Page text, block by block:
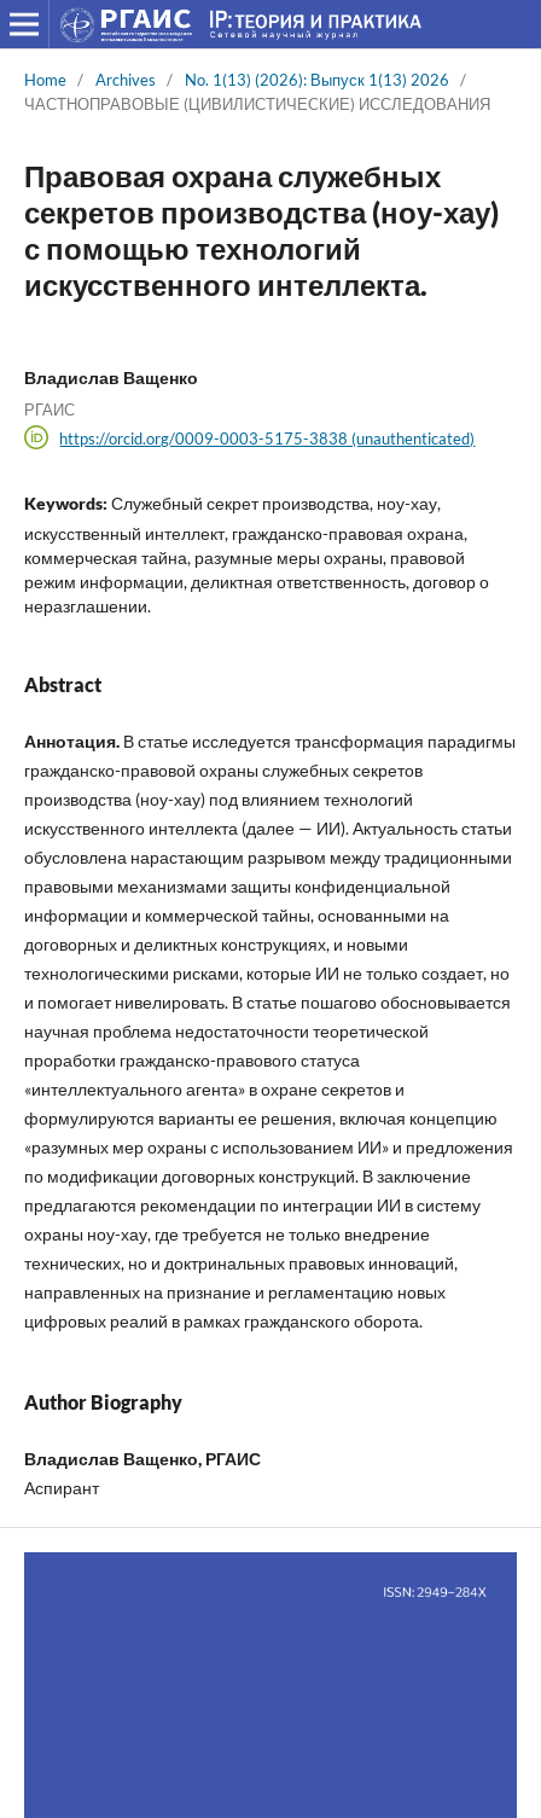
Home / Archives / No. 1(13) (2026): Выпуск 1(13) 2026
/
ЧАСТНОПРАВОВЫЕ (ЦИВИЛИСТИЧЕCКИЕ) ИССЛЕДОВАНИЯ
Правовая охрана служебных
секретов производства (ноу-хау)
с помощью технологий
искусственного интеллекта.
Владислав Ващенко
РГАИС
https://orcid.org/0009-0003-5175-3838 (unauthenticated)
Keywords: Служебный секрет производства, ноу-хау,
искусственный интеллект, гражданско-правовая охрана,
коммерческая тайна, разумные меры охраны, правовой
режим информации, деликтная ответственность, договор о
неразглашении.
Abstract
Аннотация.В статье исследуется трансформация парадигмы
гражданско-правовой охраны служебных секретов
производства (ноу-хау) под влиянием технологий
искусственного интеллекта (далее — ИИ). Актуальность статьи
обусловлена нарастающим разрывом между традиционными
правовыми механизмами защиты конфиденциальной
информации и коммерческой тайны, основанными на
договорных и деликтных конструкциях, и новыми
технологическими рисками, которые ИИ не только создает, но
и помогает нивелировать. В статье пошагово обосновывается
научная проблема недостаточности теоретической
проработки гражданско-правового статуса
«интеллектуального агента» в охране секретов и
формулируются варианты ее решения, включая концепцию
«разумных мер охраны с использованием ИИ» и предложения
по модификации договорных конструкций. В заключение
предлагаются рекомендации по интеграции ИИ в систему
охраны ноу-хау, где требуется не только внедрение
технических, но и доктринальных правовых инноваций,
направленных на признание и регламентацию новых
цифровых реалий в рамках гражданского оборота.
Author Biography
Владислав Ващенко, РГАИС
Аспирант